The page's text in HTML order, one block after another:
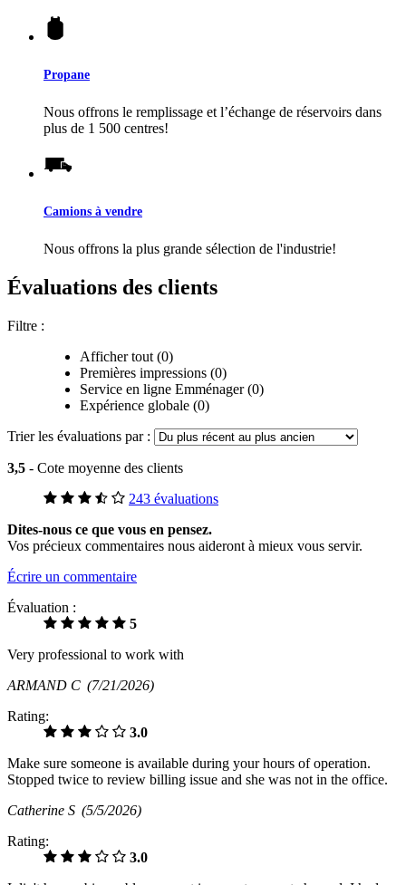
Propane
Nous offrons le remplissage et l’échange de réservoirs dans
plus de 1 500 centres!
Camions à vendre
Nous offrons la plus grande sélection de l'industrie!
Évaluations des clients
Filtre :
Afficher tout (0)
Premières impressions (0)
Service en ligne Emménager (0)
Expérience globale (0)
Trier les évaluations par :
3,5 - Cote moyenne des clients
243 évaluations
Dites-nous ce que vous en pensez.
Vos précieux commentaires nous aideront à mieux vous servir.
Écrire un commentaire
Évaluation :
5
Very professional to work with
ARMAND C (7/21/2026)
Rating:
3.0
Make sure someone is available during your hours of operation.
Stopped twice to review billing issue and she was not in the office.
Catherine S (5/5/2026)
Rating:
3.0